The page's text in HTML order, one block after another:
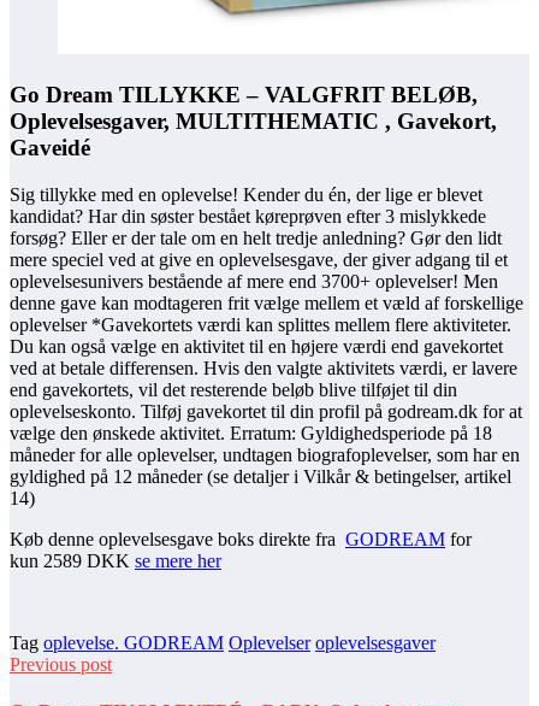
Go Dream TILLYKKE – VALGFRIT BELØB,
Oplevelsesgaver, MULTITHEMATIC , Gavekort,
Gaveidé
Sig tillykke med en oplevelse! Kender du én, der lige er blevet
kandidat? Har din søster bestået køreprøven efter 3 mislykkede
forsøg? Eller er der tale om en helt tredje anledning? Gør den lidt
mere speciel ved at give en oplevelsesgave, der giver adgang til et
oplevelsesunivers bestående af mere end 3700+ oplevelser! Men
denne gave kan modtageren frit vælge mellem et væld af forskellige
oplevelser *Gavekortets værdi kan splittes mellem flere aktiviteter.
Du kan også vælge en aktivitet til en højere værdi end gavekortet
ved at betale differensen. Hvis den valgte aktivitets værdi, er lavere
end gavekortets, vil det resterende beløb blive tilføjet til din
oplevelseskonto. Tilføj gavekortet til din profil på godream.dk for at
vælge den ønskede aktivitet. Erratum: Gyldighedsperiode på 18
måneder for alle oplevelser, undtagen biografoplevelser, som har en
gyldighed på 12 måneder (se detaljer i Vilkår & betingelser, artikel
14)
Køb denne oplevelsesgave boks direkte fra GODREAM for
kun 2589 DKK se mere her
Tag oplevelse. GODREAM Oplevelser oplevelsesgaver
Previous post